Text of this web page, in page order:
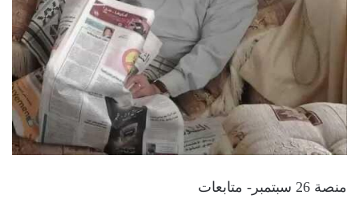
منصة 26 سبتمبر- متابعات